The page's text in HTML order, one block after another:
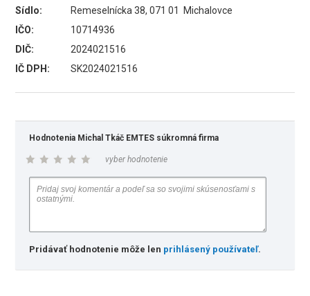
Sídlo:
Remeselnícka 38, 071 01 Michalovce
IČO:
10714936
DIČ:
2024021516
IČ DPH:
SK2024021516
Hodnotenia Michal Tkáč EMTES súkromná firma
vyber hodnotenie
Pridávať hodnotenie môže len prihlásený používateľ.